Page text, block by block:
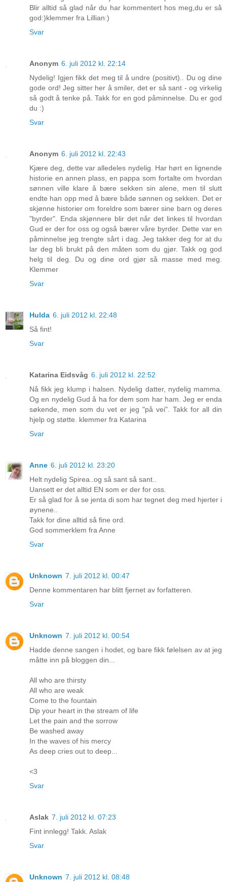
Blir alltid så glad når du har kommentert hos meg,du er så
god:)klemmer fra Lillian:)
Svar
Anonym 6. juli 2012 kl. 22:14
Nydelig! Igjen fikk det meg til å undre (positivt).. Du og dine
gode ord! Jeg sitter her å smiler, det er så sant - og virkelig
så godt å tenke på. Takk for en god påminnelse. Du er god
du :)
Svar
Anonym 6. juli 2012 kl. 22:43
Kjære deg, dette var alledeles nydelig. Har hørt en lignende
historie en annen plass, en pappa som fortalte om hvordan
sønnen ville klare å bære sekken sin alene, men til slutt
endte han opp med å bære både sønnen og sekken. Det er
skjønne historier om foreldre som bærer sine barn og deres
"byrder". Enda skjønnere blir det når det linkes til hvordan
Gud er der for oss og også bærer våre byrder. Dette var en
påminnelse jeg trengte sårt i dag. Jeg takker deg for at du
lar deg bli brukt på den måten som du gjør. Takk og god
helg til deg. Du og dine ord gjør så masse med meg.
Klemmer
Svar
Hulda 6. juli 2012 kl. 22:48
Så fint!
Svar
Katarina Eidsvåg 6. juli 2012 kl. 22:52
Nå fikk jeg klump i halsen. Nydelig datter, nydelig mamma.
Og en nydelig Gud å ha for dem som har ham. Jeg er enda
søkende, men som du vet er jeg "på vei". Takk for all din
hjelp og støtte. klemmer fra Katarina
Svar
Anne 6. juli 2012 kl. 23:20
Helt nydelig Spirea..og så sant så sant..
Uansett er det alltid EN som er der for oss.
Er så glad for å se jenta di som har tegnet deg med hjerter i
øynene..
Takk for dine alltid så fine ord.
God sommerklem fra Anne
Svar
Unknown 7. juli 2012 kl. 00:47
Denne kommentaren har blitt fjernet av forfatteren.
Svar
Unknown 7. juli 2012 kl. 00:54
Hadde denne sangen i hodet, og bare fikk følelsen av at jeg
måtte inn på bloggen din...
All who are thirsty
All who are weak
Come to the fountain
Dip your heart in the stream of life
Let the pain and the sorrow
Be washed away
In the waves of his mercy
As deep cries out to deep...
<3
Svar
Aslak 7. juli 2012 kl. 07:23
Fint innlegg! Takk. Aslak
Svar
Unknown 7. juli 2012 kl. 08:48